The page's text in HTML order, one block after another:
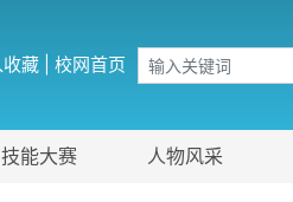
藏 校网首页
技能大赛 人物风采